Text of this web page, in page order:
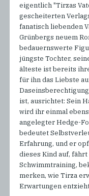
eigentlich "Tirzas
gescheiterten
fanatisch liebenden
Grünbergs neuem
bedauernswerte
jüngste Tochter,
älteste ist bereits
für ihn das Liebste
ist, ausrichtet: Sein
wird ihr einmal
angelegter Hedge-
bedeutet
Erfahrung, und er
dieses Kind auf,
Schwimmtraining,
merken, wie Tirza
Erwartungen